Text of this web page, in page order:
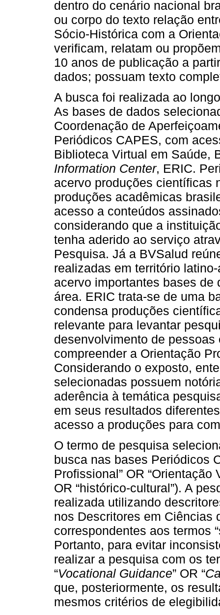
dentro do cenário nacional
ou corpo do texto relação
Sócio-Histórica com a
verificam, relatam ou
10 anos de publicação a
dados; possuam texto
A busca foi realizada ao
As bases de dados
Coordenação de
Periódicos CAPES, com
Biblioteca Virtual em Saúde,
Information Center, ERIC.
acervo produções científicas
produções acadêmicas
acesso a conteúdos
considerando que a
tenha aderido ao serviço
Pesquisa. Já a BVSalud
realizadas em território
acervo importantes bases
área. ERIC trata-se de uma
condensa produções
relevante para levantar
desenvolvimento de
compreender a Orientação
Considerando o exposto,
selecionadas possuem
aderência à temática
em seus resultados
acesso a produções para
O termo de pesquisa
busca nas bases Periódicos
Profissional” OR “Orientação
OR “histórico-cultural”). A
realizada utilizando
nos Descritores em Ciências
correspondentes aos termos
Portanto, para evitar
realizar a pesquisa com os
“Vocational Guidance” OR “
que, posteriormente, os
mesmos critérios de